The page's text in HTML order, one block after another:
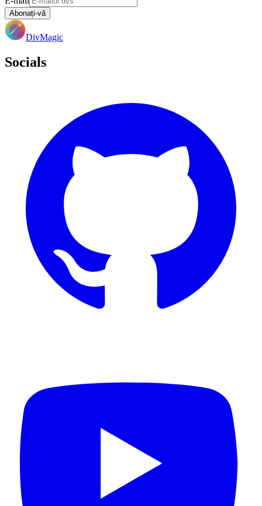
Abonați-vă
DivMagic
Socials